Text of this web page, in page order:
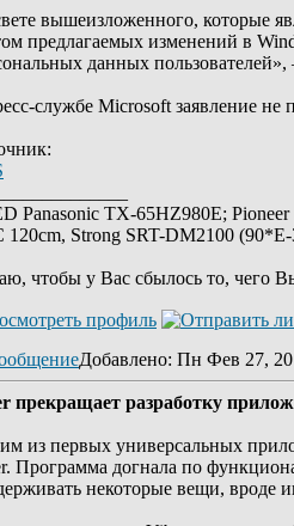
вышеизложенного, которые
предлагаемых изменений в
данных
службе Microsoft заявление не
Panasonic TX-65HZ980E;
120cm, Strong SRT-DM2100
чтобы у Вас сбылось то, чего
Добавлено: Пн Фев 27,
прекращает разработку
из первых универсальных
Программа догнала по
некоторые вещи, вроде